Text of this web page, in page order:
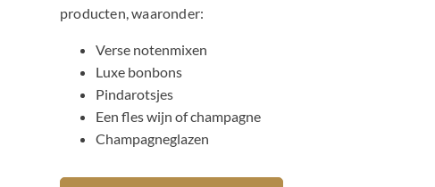
producten, waaronder:
Verse notenmixen
Luxe bonbons
Pindarotsjes
Een fles wijn of champagne
Champagneglazen